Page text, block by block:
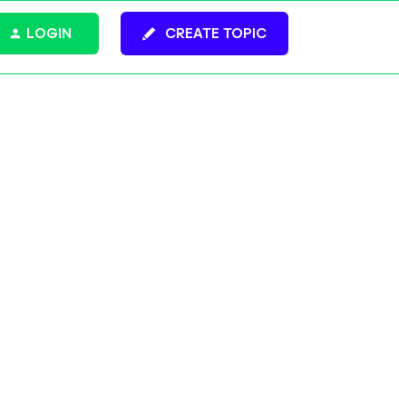
CREATE TOPIC
LOGIN